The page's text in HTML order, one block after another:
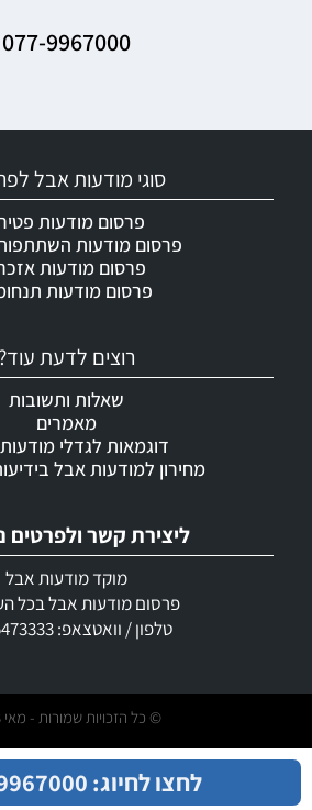
077-9967000
ליצירת קשר ולפרטים
מוקד מודעות אבל
פרסום מודעות אבל בכל
טלפון / וואטצאפ: 050-5473333
רוצים לדעת עוד?
שאלות ותשובות
מאמרים
דוגמאות לגדלי
מחירון למודעות אבל
סוגי מודעות אבל
פרסום מודעות
פרסום מודעות
פרסום מודעות
פרסום מודעות
© כל הזכויות שמורות - מאי 2023
לחצו לחיוג: 077-9967000